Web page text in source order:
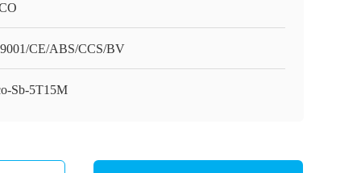
CE/ABS/CCS/BV
Sb-5T15M